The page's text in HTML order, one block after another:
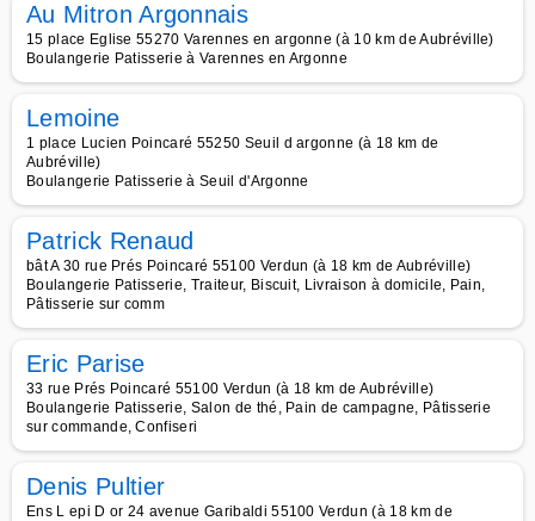
Au Mitron Argonnais
15 place Eglise 55270 Varennes en argonne (à 10 km de Aubréville)
Boulangerie Patisserie à Varennes en Argonne
Lemoine
1 place Lucien Poincaré 55250 Seuil d argonne (à 18 km de
Aubréville)
Boulangerie Patisserie à Seuil d'Argonne
Patrick Renaud
bât A 30 rue Prés Poincaré 55100 Verdun (à 18 km de Aubréville)
Boulangerie Patisserie, Traiteur, Biscuit, Livraison à domicile, Pain,
Pâtisserie sur comm
Eric Parise
33 rue Prés Poincaré 55100 Verdun (à 18 km de Aubréville)
Boulangerie Patisserie, Salon de thé, Pain de campagne, Pâtisserie
sur commande, Confiseri
Denis Pultier
Ens L epi D or 24 avenue Garibaldi 55100 Verdun (à 18 km de